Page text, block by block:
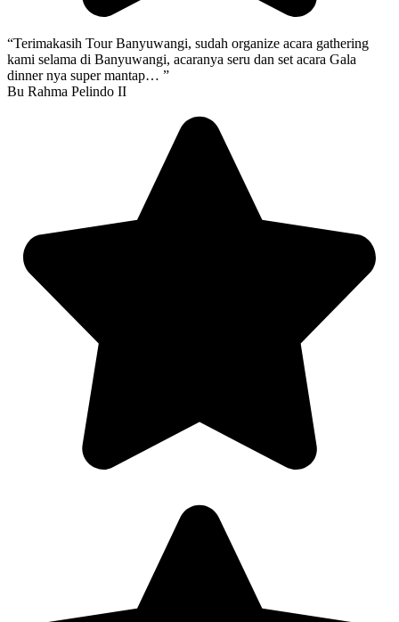
“Terimakasih Tour Banyuwangi, sudah organize acara gathering
kami selama di Banyuwangi, acaranya seru dan set acara Gala
dinner nya super mantap… ”
Bu Rahma Pelindo II